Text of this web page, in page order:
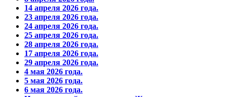
14 апреля 2026 года.
23 апреля 2026 года.
24 апреля 2026 года.
25 апреля 2026 года.
28 апреля 2026 года.
17 апреля 2026 года.
29 апреля 2026 года.
4 мая 2026 года.
5 мая 2026 года.
6 мая 2026 года.